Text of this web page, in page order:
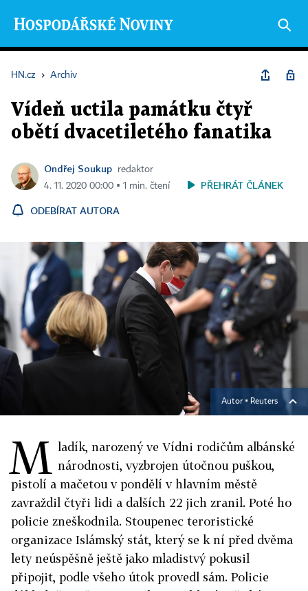
HN.cz › Archiv
Vídeň uctila památku čtyř
obětí dvacetiletého fanatika
Ondřej Soukup
redaktor
4. 11. 2020 00:00 ▪ 1 min. čtení
PŘEHRÁT ČLÁNEK
ODEBÍRAT AUTORA
Autor ▪ Reuters
M ladík, narozený ve Vídni rodičům albánské
národnosti, vyzbrojen útočnou puškou,
pistolí a mačetou v pondělí v hlavním městě
zavraždil čtyři lidi a dalších 22 jich zranil. Poté ho
policie zneškodnila. Stoupenec teroristické
organizace Islámský stát, který se k ní před dvěma
lety neúspěšně ještě jako mladistvý pokusil
připojit, podle všeho útok provedl sám. Policie